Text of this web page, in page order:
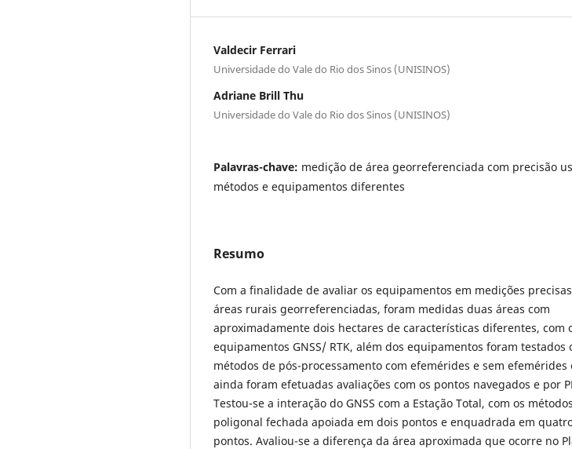
Valdecir Ferrari
Universidade do Vale do Rio dos Sinos (UNISINOS)
Adriane Brill Thu
Universidade do Vale do Rio dos Sinos (UNISINOS)
Palavras-chave: medição de área georreferenciada com precisão
métodos e equipamentos diferentes
Resumo
Com a finalidade de avaliar os equipamentos em medições
áreas rurais georreferenciadas, foram medidas duas áreas com
aproximadamente dois hectares de características diferentes, com
equipamentos GNSS/ RTK, além dos equipamentos foram testados
métodos de pós-processamento com efemérides e sem efemérides
ainda foram efetuadas avaliações com os pontos navegados e por
Testou-se a interação do GNSS com a Estação Total, com os
poligonal fechada apoiada em dois pontos e enquadrada em
pontos. Avaliou-se a diferença da área aproximada que ocorre no